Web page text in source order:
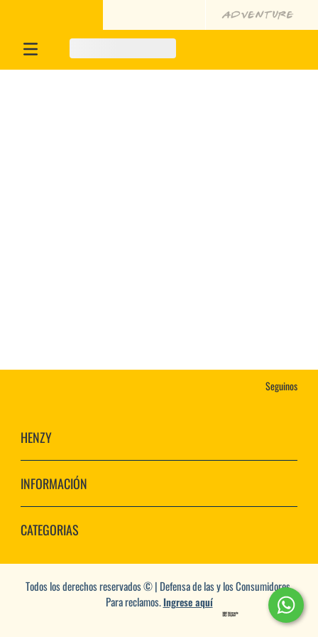
Seguinos
HENZY
INFORMACIÓN
CATEGORIAS
Todos los derechos reservados © | Defensa de las y los Consumidores.
Para reclamos.Ingrese aquí